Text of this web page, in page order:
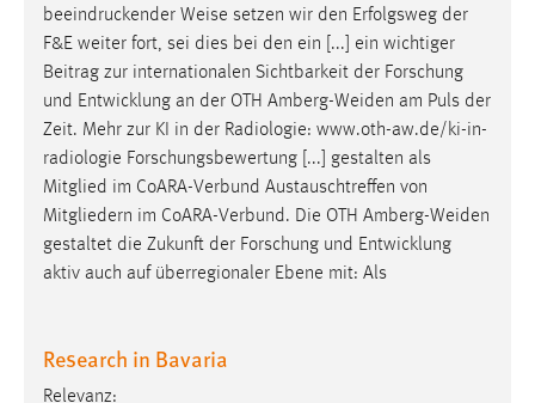
beeindruckender Weise setzen wir den Erfolgsweg der
F&E weiter fort, sei dies bei den ein [...] ein wichtiger
Beitrag zur internationalen Sichtbarkeit der Forschung
und Entwicklung an der OTH Amberg-Weiden am Puls der
Zeit. Mehr zur KI in der Radiologie: www.oth-aw.de/ki-in-
radiologie Forschungsbewertung [...] gestalten als
Mitglied im CoARA-Verbund Austauschtreffen von
Mitgliedern im CoARA-Verbund. Die OTH Amberg-Weiden
gestaltet die Zukunft der Forschung und Entwicklung
aktiv auch auf überregionaler Ebene mit: Als
Research in Bavaria
Relevanz: